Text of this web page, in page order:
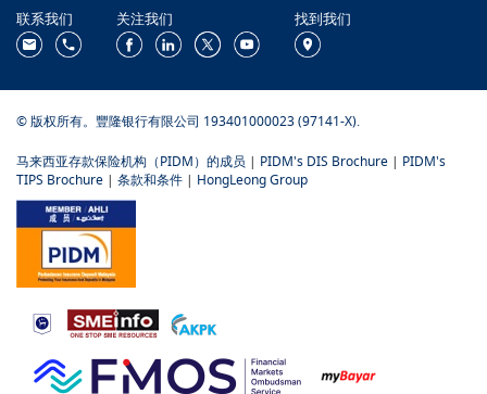
联系我们
关注我们 找到我们
© 版权所有。豐隆银行有限公司 193401000023 (97141-X).
马来西亚存款保险机构（PIDM）的成员 | PIDM's DIS Brochure | PIDM's
TIPS Brochure | 条款和条件 | HongLeong Group